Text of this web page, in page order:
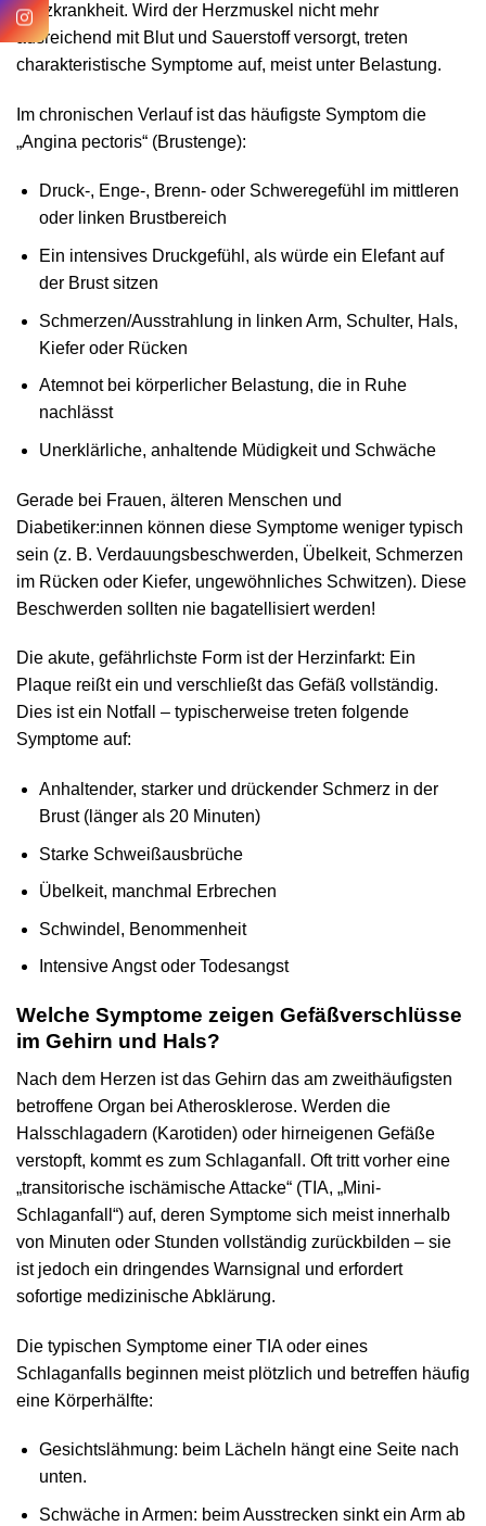
Herzkrankheit. Wird der Herzmuskel nicht mehr
ausreichend mit Blut und Sauerstoff versorgt, treten
charakteristische Symptome auf, meist unter Belastung.
Im chronischen Verlauf ist das häufigste Symptom die
„Angina pectoris“ (Brustenge):
Druck-, Enge-, Brenn- oder Schweregefühl im mittleren
oder linken Brustbereich
Ein intensives Druckgefühl, als würde ein Elefant auf
der Brust sitzen
Schmerzen/Ausstrahlung in linken Arm, Schulter, Hals,
Kiefer oder Rücken
Atemnot bei körperlicher Belastung, die in Ruhe
nachlässt
Unerklärliche, anhaltende Müdigkeit und Schwäche
Gerade bei Frauen, älteren Menschen und
Diabetiker:innen können diese Symptome weniger typisch
sein (z. B. Verdauungsbeschwerden, Übelkeit, Schmerzen
im Rücken oder Kiefer, ungewöhnliches Schwitzen). Diese
Beschwerden sollten nie bagatellisiert werden!
Die akute, gefährlichste Form ist der Herzinfarkt: Ein
Plaque reißt ein und verschließt das Gefäß vollständig.
Dies ist ein Notfall – typischerweise treten folgende
Symptome auf:
Anhaltender, starker und drückender Schmerz in der
Brust (länger als 20 Minuten)
Starke Schweißausbrüche
Übelkeit, manchmal Erbrechen
Schwindel, Benommenheit
Intensive Angst oder Todesangst
Welche Symptome zeigen Gefäßverschlüsse
im Gehirn und Hals?
Nach dem Herzen ist das Gehirn das am zweithäufigsten
betroffene Organ bei Atherosklerose. Werden die
Halsschlagadern (Karotiden) oder hirneigenen Gefäße
verstopft, kommt es zum Schlaganfall. Oft tritt vorher eine
„transitorische ischämische Attacke“ (TIA, „Mini-
Schlaganfall“) auf, deren Symptome sich meist innerhalb
von Minuten oder Stunden vollständig zurückbilden – sie
ist jedoch ein dringendes Warnsignal und erfordert
sofortige medizinische Abklärung.
Die typischen Symptome einer TIA oder eines
Schlaganfalls beginnen meist plötzlich und betreffen häufig
eine Körperhälfte:
Gesichtslähmung: beim Lächeln hängt eine Seite nach
unten.
Schwäche in Armen: beim Ausstrecken sinkt ein Arm ab